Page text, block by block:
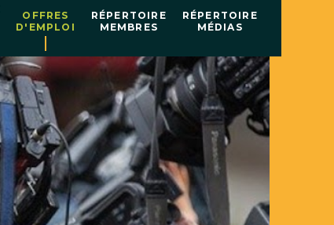
OFFRES
D'EMPLOI
RÉPERTOIRE
MEMBRES
RÉPERTOIRE
MÉDIAS